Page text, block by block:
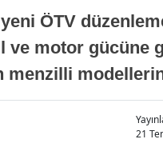
yeni ÖTV
ve motor gücüne
menzilli
21